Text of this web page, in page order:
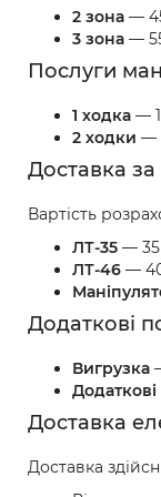
2 зона —
3 зона —
Послуги
1 ходка —
2 ходки —
Доставка за
Вартість
ЛТ-35 — 35
ЛТ-46 —
Додаткові
Вигрузка
Доставка
Доставка